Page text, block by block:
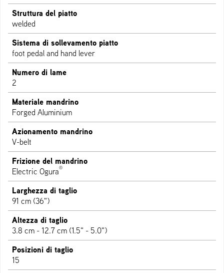
Struttura del piatto
welded
Sistema di sollevamento piatto
foot pedal and hand lever
Numero di lame
2
Materiale mandrino
Forged Aluminium
Azionamento mandrino
V-belt
Frizione del mandrino
Electric Ogura®
Larghezza di taglio
91 cm (36")
Altezza di taglio
3.8 cm - 12.7 cm (1.5" - 5.0")
Posizioni di taglio
15